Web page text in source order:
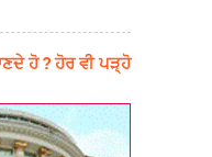
ਹੋ ? ਹੋਰ ਵੀ ਪੜ੍ਹੋ